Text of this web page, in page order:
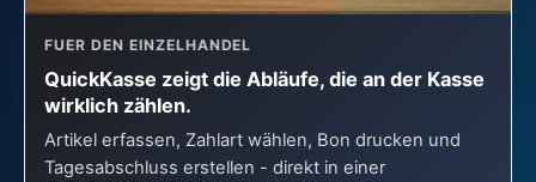
FUER DEN EINZELHANDEL
QuickKasse zeigt die Abläufe, die an der Kasse
wirklich zählen.
Artikel erfassen, Zahlart wählen, Bon drucken und
Tagesabschluss erstellen - direkt in einer